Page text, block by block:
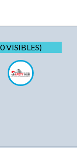
VISIBLES)